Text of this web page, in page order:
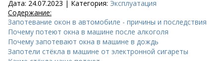
Дата: 24.07.2023 | Категория: Эксплуатация
Содержание:
Запотевание окон в автомобиле - причины и последствия
Почему потеют окна в машине после алкоголя
Почему запотевают окна в машине в дождь
Запотели стёкла в машине от электронной сигареты